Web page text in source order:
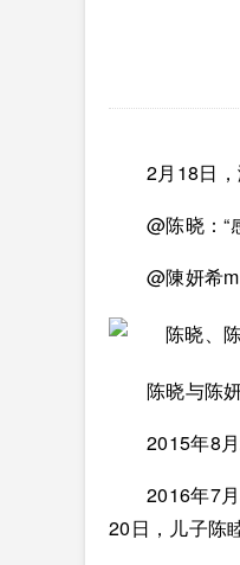
2月18日
@陈晓：
@陳妍希
陈晓与陈
2015年8
2016年7
20日，儿子陈